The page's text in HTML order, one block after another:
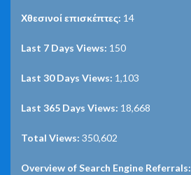
Χθεσινοί επισκέπτες: 14
Last 7 Days Views: 150
Last 30 Days Views: 1,103
Last 365 Days Views: 18,668
Total Views: 350,602
Overview of Search Engine Referrals: